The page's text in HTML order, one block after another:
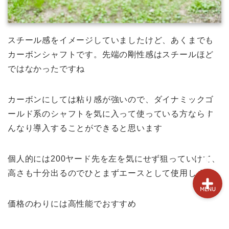
スチール感をイメージしていましたけど、あくまでも
カーボンシャフトです。先端の剛性感はスチールほど
ではなかったですね
カーボンにしては粘り感が強いので、ダイナミックゴ
ールド系のシャフトを気に入って使っている方ならす
んなり導入することができると思います
個人的には200ヤード先を左を気にせず狙っていけて、
高さも十分出るのでひとまずエースとして使用します
価格のわりには高性能でおすすめ
MENU
試打&評価
クラブ選び(ランキング)
GPSゴルフナビ
ゴルフショップ